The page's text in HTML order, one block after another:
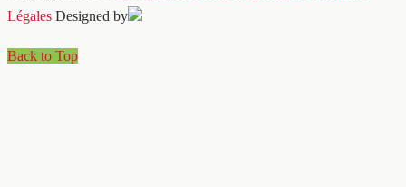
Légales Designed by
Back to Top